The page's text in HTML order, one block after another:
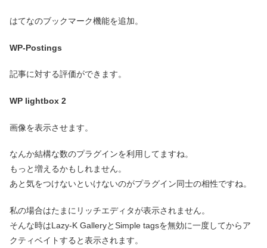
はてなのブックマーク機能を追加。
WP-Postings
記事に対する評価ができます。
WP lightbox 2
画像を表示させます。
なんか結構な数のプラグインを利用してますね。
もっと増えるかもしれません。
あと気をつけないといけないのがプラグイン同士の相性ですね。
私の場合はたまにリッチエディタが表示されません。
そんな時はLazy-K GalleryとSimple tagsを無効に一度してからア
クティベイトすると表示されます。